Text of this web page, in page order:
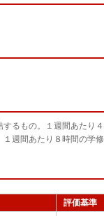
るもの。１週間あたり
週間あたり８時間の学
評価基準